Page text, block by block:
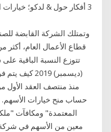
3 أفكار حول & لدكو؛
(ديسمبر)
منذ منتصف العقد
حساب منح خيارات الأسهم.
المعتمدة" ومكافآت
معين من الأسهم في